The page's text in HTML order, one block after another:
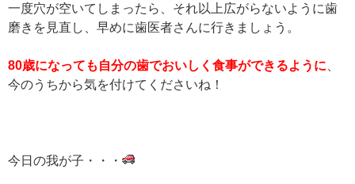
一度穴が空いてしまったら、それ以上広がらないように歯
磨きを見直し、早めに歯医者さんに行きましょう。
80歳になっても自分の歯でおいしく食事ができるように
今のうちから気を付けてくださいね！
今日の我が子・・・